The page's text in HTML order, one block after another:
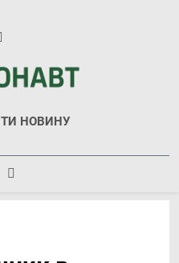
Агробізнесу
НОВИНУ